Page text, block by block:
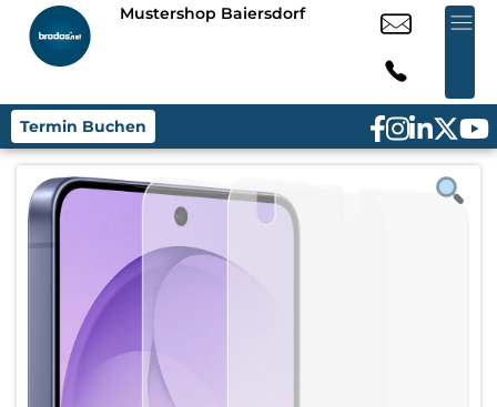
Mustershop Baiersdorf
Termin Buchen